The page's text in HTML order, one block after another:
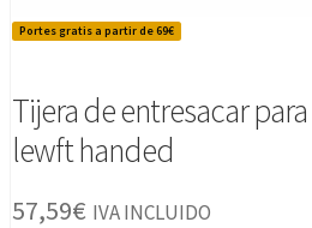
Portes gratis a partir de 69€
Tijera de entresacar
lewft handed
57,59€ IVA INCLUIDO